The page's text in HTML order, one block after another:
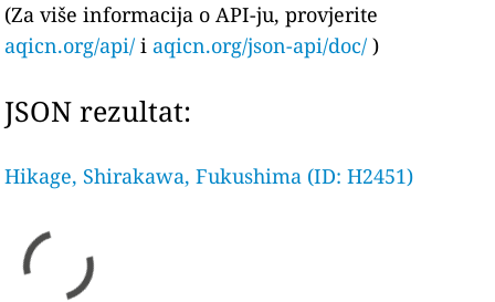
(Za više informacija o API-ju, provjerite
aqicn.org/api/ i aqicn.org/json-api/doc/ )
JSON rezultat:
Hikage, Shirakawa, Fukushima (ID: H2451)